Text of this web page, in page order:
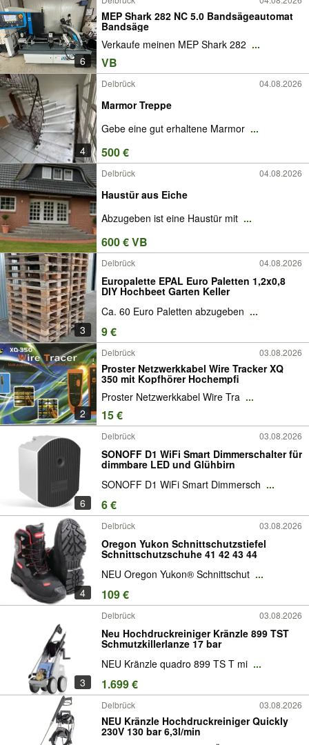
6
MEP Shark 282 NC 5.0 Bandsägeautomat
Bandsäge
Verkaufe meinen MEP Shark 282 ...
VB
4
Delbrück 04.08.2026
Marmor Treppe
Gebe eine gut erhaltene Marmor ...
500 €
Delbrück 04.08.2026
Haustür aus Eiche
Abzugeben ist eine Haustür mit ...
600 € VB
3
Delbrück 04.08.2026
Europalette EPAL Euro Paletten 1,2x0,8
DIY Hochbeet Garten Keller
Ca. 60 Euro Paletten abzugeben ...
9 €
2
Delbrück 03.08.2026
Proster Netzwerkkabel Wire Tracker XQ
350 mit Kopfhörer Hochempfi
Proster Netzwerkkabel Wire Tra ...
15 €
6
Delbrück 03.08.2026
SONOFF D1 WiFi Smart Dimmerschalter für
dimmbare LED und Glühbirn
SONOFF D1 WiFi Smart Dimmersch ...
6 €
4
Delbrück 03.08.2026
Oregon Yukon Schnittschutzstiefel
Schnittschutzschuhe 41 42 43 44
NEU Oregon Yukon® Schnittschut ...
109 €
3
Delbrück 03.08.2026
Neu Hochdruckreiniger Kränzle 899 TST
Schmutzkillerlanze 17 bar
NEU Kränzle quadro 899 TS T mi ...
1.699 €
Delbrück 03.08.2026
NEU Kränzle Hochdruckreiniger Quickly
230V 130 bar 6,3l/min